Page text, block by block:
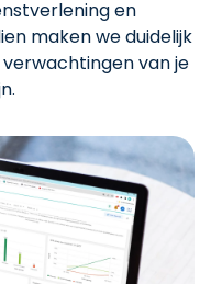
en
maken we duidelijk
van je